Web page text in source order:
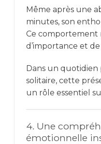
Même après une
minutes, son
Ce comportement
d’importance et
Dans un quotidien
solitaire, cette
un rôle essentiel
4. Une
émotionnelle